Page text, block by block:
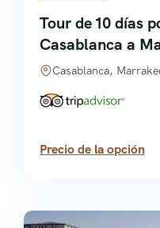
Tour de 10 días
Casablanca a
Casablanca,
Precio de la opción